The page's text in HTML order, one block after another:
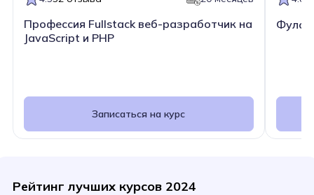
Профессия Fullstack веб-разработчик на
JavaScript и PHP
Записаться на курс
Рейтинг лучших курсов 2024